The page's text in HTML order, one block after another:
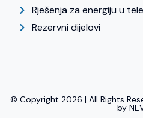
Rješenja za energiju u
Rezervni dijelovi
© Copyright 2026 | All Rights
by